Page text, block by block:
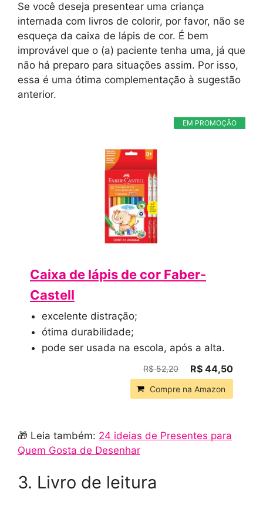
Se você deseja presentear uma criança
internada com livros de colorir, por favor, não se
esqueça da caixa de lápis de cor. É bem
improvável que o (a) paciente tenha uma, já que
não há preparo para situações assim. Por isso,
essa é uma ótima complementação à sugestão
anterior.
EM PROMOÇÃO
Caixa de lápis de cor Faber-
Castell
excelente distração;
ótima durabilidade;
pode ser usada na escola, após a alta.
R$ 52,20 R$ 44,50
Compre na Amazon
🎁 Leia também: 24 ideias de Presentes para
Quem Gosta de Desenhar
3. Livro de leitura